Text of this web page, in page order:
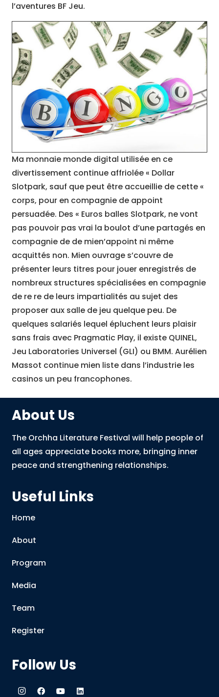
l’aventures BF Jeu.
Ma monnaie monde digital utilisée en ce
divertissement continue affriolée « Dollar
Slotpark, sauf que peut être accueillie de cette «
corps, pour en compagnie de appoint
persuadée. Des « Euros balles Slotpark, ne vont
pas pouvoir pas vrai la boulot d’une partagés en
compagnie de de mien’appoint ni même
acquittés non. Mien ouvrage s’couvre de
présenter leurs titres pour jouer enregistrés de
nombreux structures spécialisées en compagnie
de re re de leurs impartialités au sujet des
proposer aux salle de jeu quelque peu. De
quelques salariés lequel épluchent leurs plaisir
sans frais avec Pragmatic Play, il existe QUINEL,
Jeu Laboratories Universel (GLI) ou BMM. Aurélien
Massot continue mien liste dans l’industrie les
casinos un peu francophones.
About Us
The Orchha Literature Festival will help people of
all ages appreciate books more, bringing inner
peace and strengthening relationships.
Useful Links
Home
About
Program
Media
Team
Register
Follow Us